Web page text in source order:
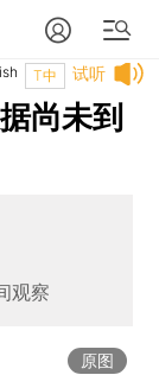
试听
T中
尚未到
观察
原图